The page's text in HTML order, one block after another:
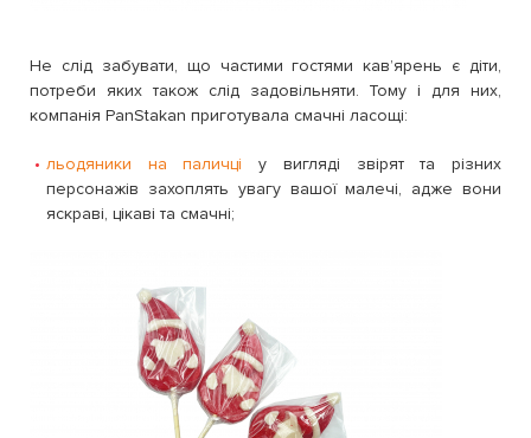
Не слід забувати, що частими гостями кавʼярень є діти,
потреби яких також слід задовільняти. Тому і для них,
компанія PanStakan приготувала смачні ласощі:
льодяники на паличці у вигляді звірят та різних
персонажів захоплять увагу вашої малечі, адже вони
яскраві, цікаві та смачні;